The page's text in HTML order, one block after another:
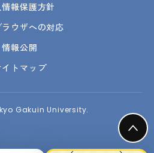
報保護方針
ウザへの対応
情報公開
イトマップ
Gakuin University.